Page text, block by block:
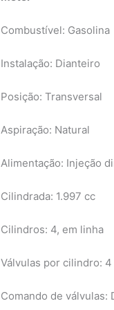
Combustível: Gasolina
Instalação: Dianteiro
Posição: Transversal
Aspiração: Natural
Alimentação: Injeção
Cilindrada: 1.997 cc
Cilindros: 4, em linha
Válvulas por cilindro: 4
Comando de válvulas: